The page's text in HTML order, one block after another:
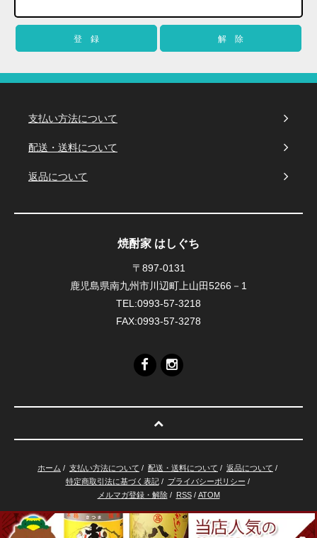
支払い方法について
配送・送料について
返品について
焼酎家 はしぐち
〒897-0131
鹿児島県南九州市川辺町上山田5266－1
TEL:0993-57-3218
FAX:0993-57-3278
ホーム / 支払い方法について / 配送・送料について / 返品について /
特定商取引法に基づく表記/ プライバシーポリシー /
メルマガ登録・解除/ RSS/ ATOM